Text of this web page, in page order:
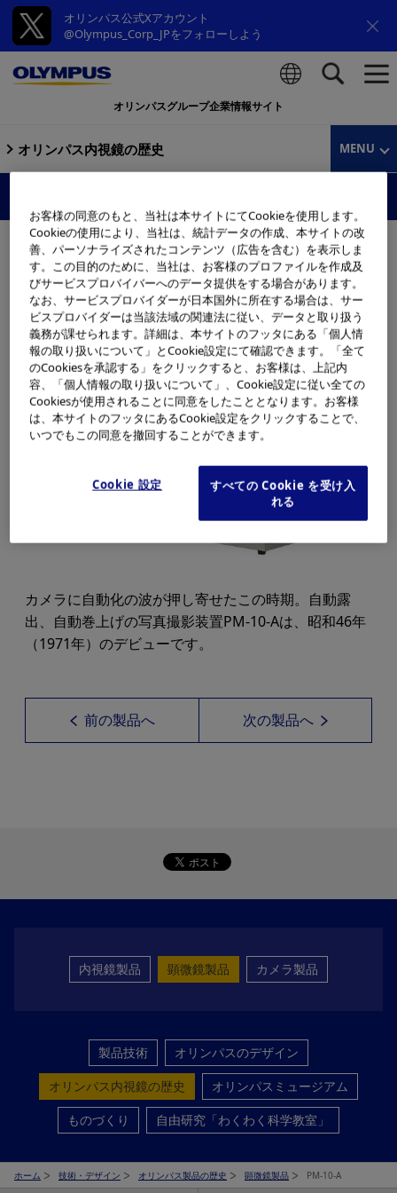
オリンパス公式Xアカウント
@Olympus_Corp_JPをフォローしよう
オリンパスグループ企業情報サイト
オリンパス内視鏡の歴史 MENU
カメラに自動化の波が押し寄せたこの時期。自動露
出、自動巻上げの写真撮影装置PM-10-Aは、昭和46年
（1971年）のデビューです。
前の製品へ 次の製品へ
内視鏡製品 顕微鏡製品 カメラ製品
製品技術
オリンパスのデザイン
オリンパス内視鏡の歴史
オリンパスミュージアム
ものづくり
自由研究「わくわく科学教室」
ホーム 技術・デザイン オリンパス製品の歴史 顕微鏡製品 PM-10-A
お客様の同意のもと、当社は本サイトにてCookieを使用します。
Cookieの使用により、当社は、統計データの作成、本サイトの改
善、パーソナライズされたコンテンツ（広告を含む）を表示しま
す。この目的のために、当社は、お客様のプロファイルを作成及
びサービスプロバイバーへのデータ提供をする場合があります。
なお、サービスプロバイダーが日本国外に所在する場合は、サー
ビスプロバイダーは当該法域の関連法に従い、データと取り扱う
義務が課せられます。詳細は、本サイトのフッタにある「個人情
報の取り扱いについて」とCookie設定にて確認できます。「全て
のCookiesを承認する」をクリックすると、お客様は、上記内
容、「個人情報の取り扱いについて」、Cookie設定に従い全ての
Cookiesが使用されることに同意をしたこととなります。お客様
は、本サイトのフッタにあるCookie設定をクリックすることで、
いつでもこの同意を撤回することができます。
Cookie 設定
すべての Cookie を受け入
れる